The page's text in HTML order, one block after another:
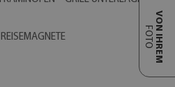
VON IHREM
FOTO